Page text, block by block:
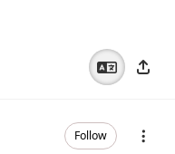
Follow